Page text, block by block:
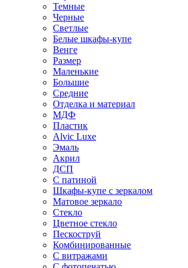
Темные
Черные
Светлые
Белые шкафы-купе
Венге
Размер
Маленькие
Большие
Средние
Отделка и материал
МДФ
Пластик
Alvic Luxe
Эмаль
Акрил
ДСП
С патиной
Шкафы-купе с зеркалом
Матовое зеркало
Стекло
Цветное стекло
Пескоструй
Комбинированные
С витражами